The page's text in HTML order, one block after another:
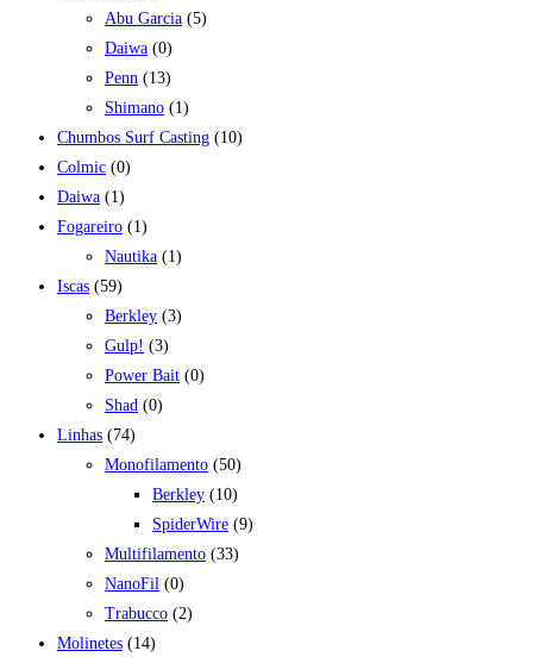
Abu Garcia (5)
Daiwa (0)
Penn (13)
Shimano (1)
Chumbos Surf Casting (10)
Colmic (0)
Daiwa (1)
Fogareiro (1)
Nautika (1)
Iscas (59)
Berkley (3)
Gulp! (3)
Power Bait (0)
Shad (0)
Linhas (74)
Monofilamento (50)
Berkley (10)
SpiderWire (9)
Multifilamento (33)
NanoFil (0)
Trabucco (2)
Molinetes (14)